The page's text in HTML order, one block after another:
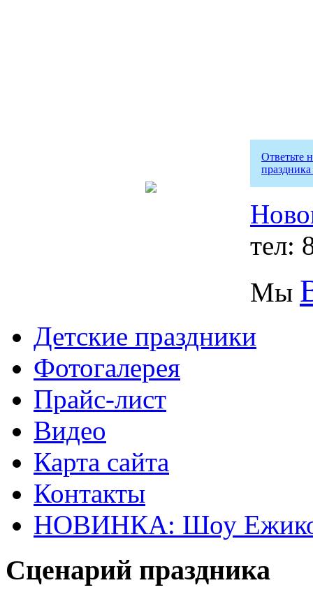
Ответьте
тел:
Мы
Детские праздники
Фотогалерея
Прайс-лист
Видео
Карта сайта
Контакты
НОВИНКА: Шоу
Сценарий праздника